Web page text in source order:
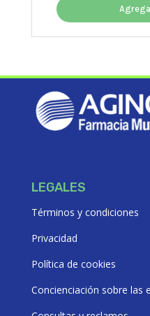
LEGALES
Términos y condiciones
Privacidad
Política de cookies
Concienciación sobre las